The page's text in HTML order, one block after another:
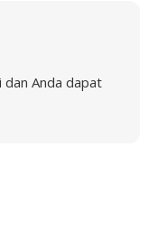
Anda dapat